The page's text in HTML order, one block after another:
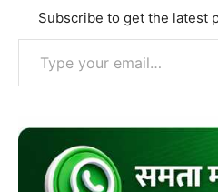
Subscribe to get the latest
Type your email…